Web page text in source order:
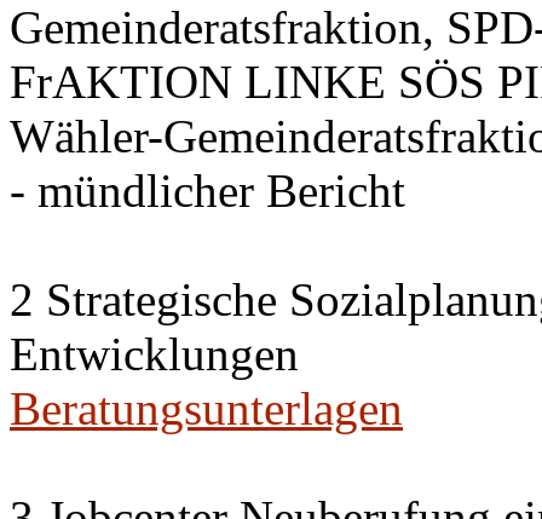
Gemeinderatsfraktion,
FrAKTION LINKE SÖS
Wähler-
- mündlicher Bericht
2 Strategische
Entwicklungen
Beratungsunterlagen